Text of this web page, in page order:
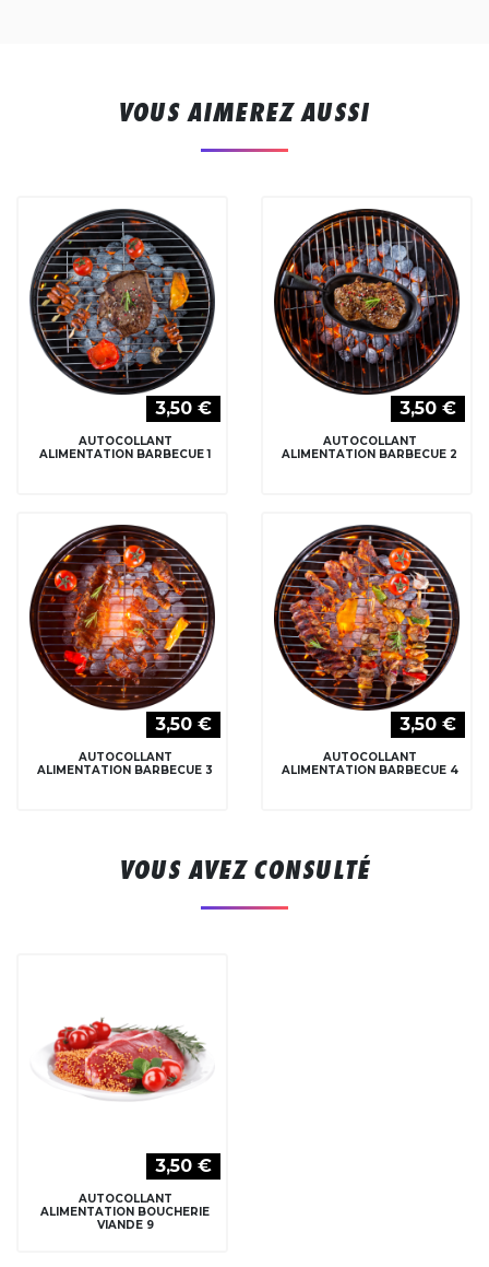
VOUS AIMEREZ AUSSI
3,50 €
AUTOCOLLANT
ALIMENTATION BARBECUE 1
3,50 €
AUTOCOLLANT
ALIMENTATION BARBECUE 2
3,50 €
AUTOCOLLANT
ALIMENTATION BARBECUE 3
3,50 €
AUTOCOLLANT
ALIMENTATION BARBECUE 4
VOUS AVEZ CONSULTÉ
3,50 €
AUTOCOLLANT
ALIMENTATION BOUCHERIE
VIANDE 9